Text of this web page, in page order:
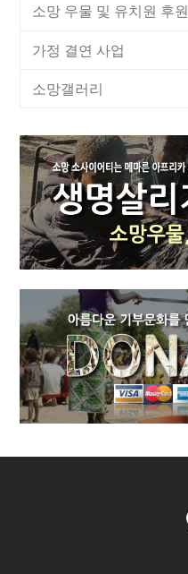
소망 우물 및 유치원 후원
가정 결연 사업
소망갤러리